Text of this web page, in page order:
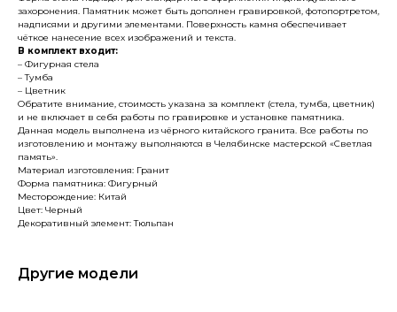
захоронения. Памятник может быть дополнен гравировкой, фотопортретом,
надписями и другими элементами. Поверхность камня обеспечивает
чёткое нанесение всех изображений и текста.
В комплект входит:
– Фигурная стела
– Тумба
– Цветник
Обратите внимание, стоимость указана за комплект (стела, тумба, цветник)
и не включает в себя работы по гравировке и установке памятника.
Данная модель выполнена из чёрного китайского гранита. Все работы по
изготовлению и монтажу выполняются в Челябинске мастерской «Светлая
память».
Материал изготовления: Гранит
Форма памятника: Фигурный
Месторождение: Китай
Цвет: Черный
Декоративный элемент: Тюльпан
Другие модели